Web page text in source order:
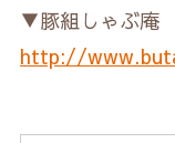
▼豚組しゃぶ庵
http://